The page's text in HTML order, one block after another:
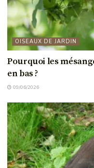
OISEAUX DE JARDIN
Pourquoi les
en bas ?
09/06/2026